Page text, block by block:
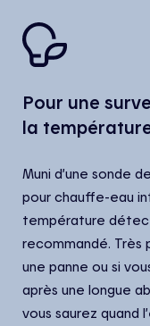
Pour une
la
Muni d’une sonde
pour chauffe-eau
température
recommandé. Très
une panne ou si
après une longue
vous saurez quand